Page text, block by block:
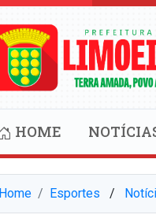
HOME
Home Esportes ⠀/⠀